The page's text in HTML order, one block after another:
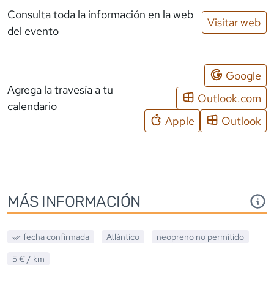
Consulta toda la información en la web
del evento
Visitar web
Agrega la travesía a tu
calendario
Google
Outlook.com
Apple
Outlook
MÁS INFORMACIÓN
fecha confirmada Atlántico neopreno no permitido
5 € / km